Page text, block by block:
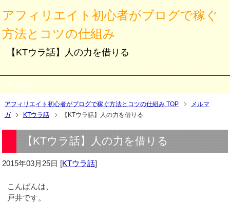
アフィリエイト初心者がブログで稼ぐ
方法とコツの仕組み
【KTウラ話】人の力を借りる
メニュー
アフィリエイト初心者がブログで稼ぐ方法とコツの仕組み TOP
メルマ
ガ
KTウラ話 【KTウラ話】人の力を借りる
【KTウラ話】人の力を借りる
2015年03月25日 [KTウラ話]
こんばんは、
戸井です。